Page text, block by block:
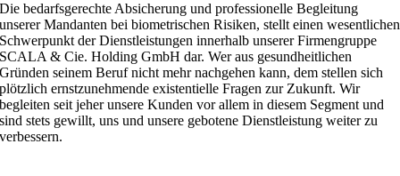
Die bedarfsgerechte Absicherung und professionelle Begleitung
unserer Mandanten bei biometrischen Risiken, stellt einen wesentlichen
Schwerpunkt der Dienstleistungen innerhalb unserer Firmengruppe
SCALA & Cie. Holding GmbH dar. Wer aus gesundheitlichen
Gründen seinem Beruf nicht mehr nachgehen kann, dem stellen sich
plötzlich ernstzunehmende existentielle Fragen zur Zukunft. Wir
begleiten seit jeher unsere Kunden vor allem in diesem Segment und
sind stets gewillt, uns und unsere gebotene Dienstleistung weiter zu
verbessern.